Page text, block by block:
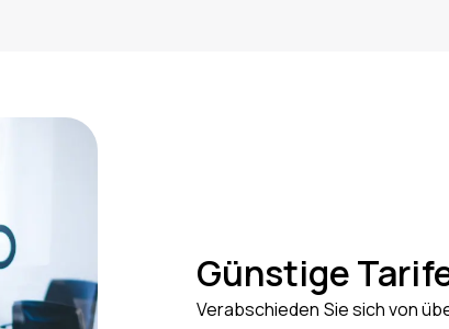
Günstige
Verabschieden Sie sich von